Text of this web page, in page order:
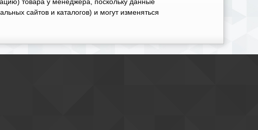
сайтов и каталогов) и могут изменяться